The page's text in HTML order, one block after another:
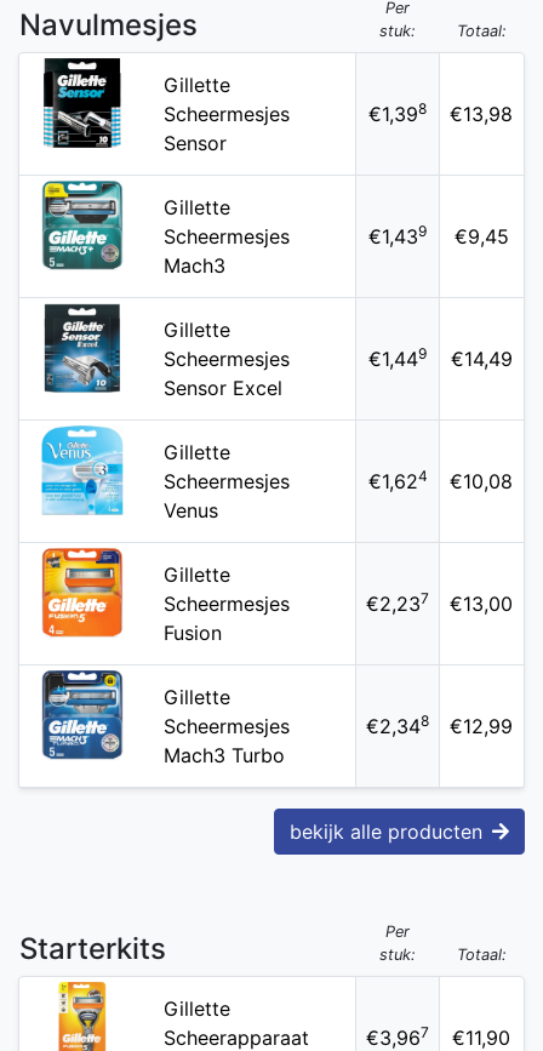
Navulmesjes
Per
stuk:
Totaal:
Gillette
Scheermesjes
Sensor
€1,398 €13,98
Gillette
Scheermesjes
Mach3
€1,439 €9,45
Gillette
Scheermesjes
Sensor Excel
€1,449 €14,49
Gillette
Scheermesjes
Venus
€1,624 €10,08
Gillette
Scheermesjes
Fusion
€2,237 €13,00
Gillette
Scheermesjes
Mach3 Turbo
€2,348 €12,99
bekijk alle producten
Starterkits
Per
stuk:
Totaal:
Gillette
Scheerapparaat
€3,967 €11,90